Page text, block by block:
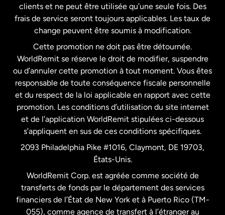
États-Unis Español
France
Malaisie
Nouvelle-Zélande
Pays-Bas
Royaume-Uni
Suède
clients et ne peut être utilisée qu’une seule fois. Des
frais de service seront toujours applicables. Les taux de
change peuvent être soumis à modification.
Cette promotion ne doit pas être détournée.
WorldRemit se réserve le droit de modifier, suspendre
ou d’annuler cette promotion à tout moment. Vous êtes
responsable de toute conséquence fiscale personnelle
et du respect de la loi applicable en rapport avec cette
promotion. Les conditions d’utilisation du site internet
et de l’application WorldRemit stipulées ci-dessous
s’appliquent en sus de ces conditions spécifiques.
2093 Philadelphia Pike #1016, Claymont, DE 19703,
États-Unis.
WorldRemit Corp. est agréée comme société de
transferts de fonds par le département des services
financiers de l’État de New York et à Puerto Rico (TM-
055), comme agence de transfert à l’étranger au